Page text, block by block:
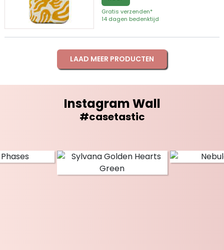
Gratis verzenden*
14 dagen bedenktijd
LAAD MEER PRODUCTEN
Instagram Wall
#casetastic